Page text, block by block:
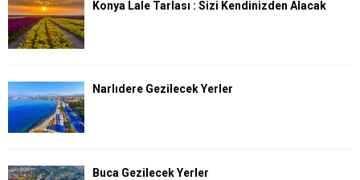
Konya Lale Tarlası : Sizi Kendinizden Alacak
Narlıdere Gezilecek Yerler
Buca Gezilecek Yerler